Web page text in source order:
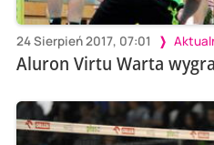
24 Sierpień 2017, 07:01
Aluron Virtu Warta